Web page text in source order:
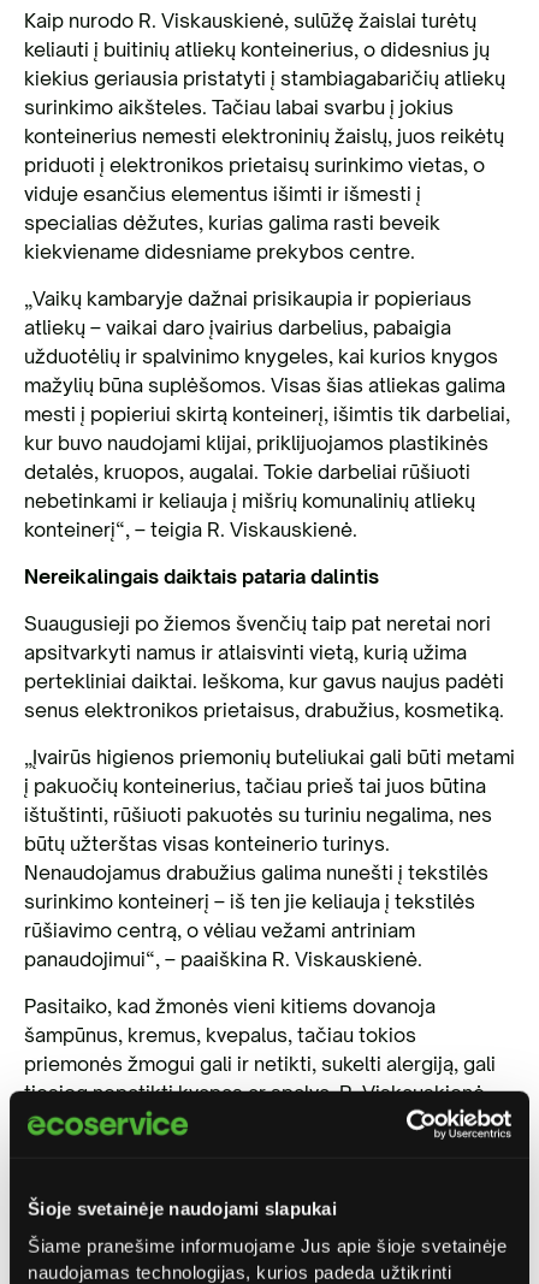
Šioje svetainėje naudojami slapukai
Šiame pranešime informuojame Jus apie šioje svetainėje
naudojamas technologijas, kurios padeda užtikrinti
Kaip nurodo R. Viskauskienė, sulūžę žaislai turėtų
keliauti į buitinių atliekų konteinerius, o didesnius jų
kiekius geriausia pristatyti į stambiagabaričių atliekų
surinkimo aikšteles. Tačiau labai svarbu į jokius
konteinerius nemesti elektroninių žaislų, juos reikėtų
priduoti į elektronikos prietaisų surinkimo vietas, o
viduje esančius elementus išimti ir išmesti į
specialias dėžutes, kurias galima rasti beveik
kiekviename didesniame prekybos centre.
„Vaikų kambaryje dažnai prisikaupia ir popieriaus
atliekų – vaikai daro įvairius darbelius, pabaigia
užduotėlių ir spalvinimo knygeles, kai kurios knygos
mažylių būna suplėšomos. Visas šias atliekas galima
mesti į popieriui skirtą konteinerį, išimtis tik darbeliai,
kur buvo naudojami klijai, priklijuojamos plastikinės
detalės, kruopos, augalai. Tokie darbeliai rūšiuoti
nebetinkami ir keliauja į mišrių komunalinių atliekų
konteinerį“, – teigia R. Viskauskienė.
Nereikalingais daiktais pataria dalintis
Suaugusieji po žiemos švenčių taip pat neretai nori
apsitvarkyti namus ir atlaisvinti vietą, kurią užima
pertekliniai daiktai. Ieškoma, kur gavus naujus padėti
senus elektronikos prietaisus, drabužius, kosmetiką.
„Įvairūs higienos priemonių buteliukai gali būti metami
į pakuočių konteinerius, tačiau prieš tai juos būtina
ištuštinti, rūšiuoti pakuotės su turiniu negalima, nes
būtų užterštas visas konteinerio turinys.
Nenaudojamus drabužius galima nunešti į tekstilės
surinkimo konteinerį – iš ten jie keliauja į tekstilės
rūšiavimo centrą, o vėliau vežami antriniam
panaudojimui“, – paaiškina R. Viskauskienė.
Pasitaiko, kad žmonės vieni kitiems dovanoja
šampūnus, kremus, kvepalus, tačiau tokios
priemonės žmogui gali ir netikti, sukelti alergiją, gali
tiesiog nepatikti kvapas ar spalva. R. Viskauskienė
rekomenduoja nenaudotus, nes nepatiko, produktus
aplinkai.
Papuošimai – ne į konteinerius